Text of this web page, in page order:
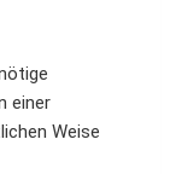
einer
Weise